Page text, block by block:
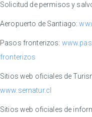
Solicitud de permisos y
Aeropuerto de Santiago:
Pasos fronterizos:
fronterizos
Sitios web oficiales de
www.sernatur.cl
Sitios web oficiales de